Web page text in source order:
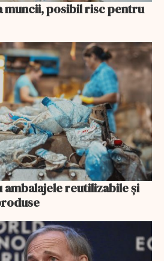
muncii, posibil risc pentru
ambalajele reutilizabile și